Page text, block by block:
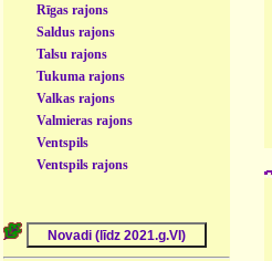
Rīgas rajons
Saldus rajons
Talsu rajons
Tukuma rajons
Valkas rajons
Valmieras rajons
Ventspils
Ventspils rajons